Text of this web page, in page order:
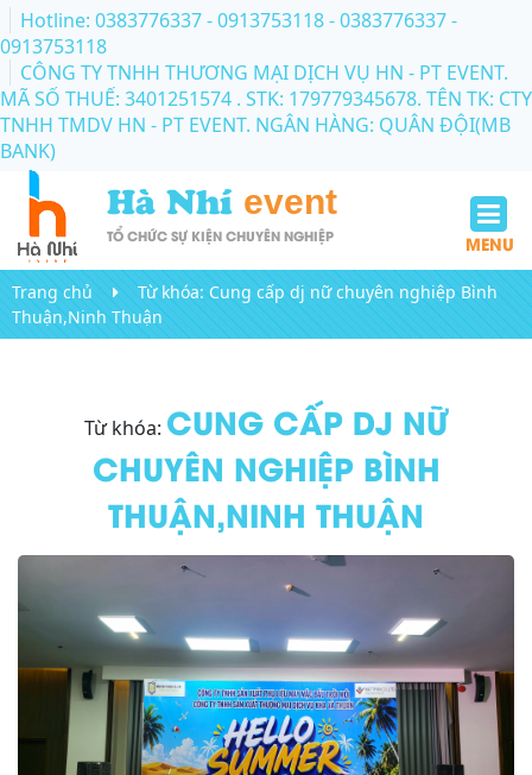
Hotline: 0383776337 - 0913753118- 0383776337 -
0913753118
CÔNG TY TNHH THƯƠNG MẠI DỊCH VỤ HN - PT EVENT.
MÃ SỐ THUẾ: 3401251574 . STK: 179779345678. TÊN TK: CTY
TNHH TMDV HN - PT EVENT. NGÂN HÀNG: QUÂN ĐỘI(MB
BANK)
Hà Nhí event
TỔ CHỨC SỰ KIỆN CHUYÊN NGHIỆP MENU
Trang chủ Từ khóa: Cung cấp dj nữ chuyên nghiệp Bình
Thuận,Ninh Thuận
Từ khóa: CUNG CẤP DJ NỮ
CHUYÊN NGHIỆP BÌNH
THUẬN,NINH THUẬN